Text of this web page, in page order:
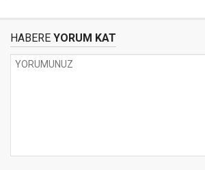
HABERE YORUM KAT